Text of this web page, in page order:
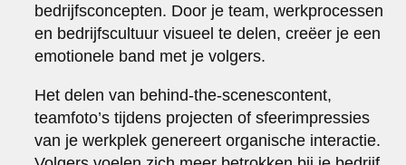
bedrijfsconcepten. Door je team, werkprocessen
en bedrijfscultuur visueel te delen, creëer je een
emotionele band met je volgers.
Het delen van behind-the-scenescontent,
teamfoto’s tijdens projecten of sfeerimpressies
van je werkplek genereert organische interactie.